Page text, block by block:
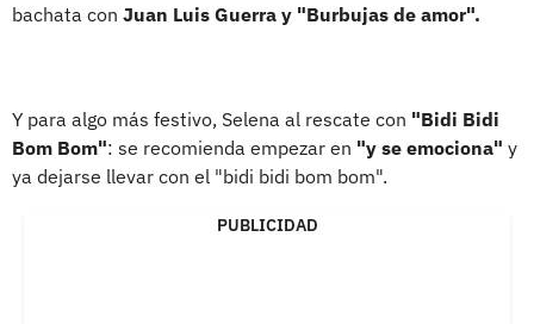
bachata con Juan Luis Guerra y "Burbujas de amor".
Y para algo más festivo, Selena al rescate con "Bidi Bidi
Bom Bom": se recomienda empezar en "y se emociona" y
ya dejarse llevar con el "bidi bidi bom bom".
PUBLICIDAD